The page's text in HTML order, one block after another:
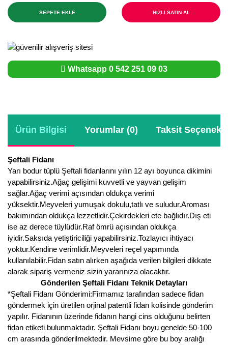
SEPETE EKLE HIZLI SATIN AL
Whatsapp 0 542 251 09 03
Ürün Bilgisi Yorumlar (0) Taksit
Şeftali Fidanı
Yarı bodur tüplü Şeftali fidanlarını yılın 12 ayı boyunca dikimini
yapabilirsiniz.Ağaç gelişimi kuvvetli ve yayvan gelişim
sağlar.Ağaç verimi açısından oldukça verimi
yüksektir.Meyveleri yumuşak dokulu,tatlı ve suludur.Aroması
bakımından oldukça lezzetlidir.Çekirdekleri ete bağlıdır.Dış eti
ise az derece tüylüdür.Raf ömrü açısından oldukça
iyidir.Saksıda yetiştiriciliği yapabilirsiniz.Tozlayıcı ihtiyacı
yoktur.Kendine verimlidir.Meyveleri reçel yapımında
kullanılabilir.Fidan satın alırken aşağıda verilen bilgileri dikkate
alarak sipariş vermeniz sizin yararınıza olacaktır.
Gönderilen Şeftali Fidanı Teknik Detayları
*Şeftali Fidanı Gönderimi:Firmamız tarafından sadece fidan
göndermek için üretilen orjinal patentli fidan kolisinde gönderim
yapılır. Fidanının üzerinde fidanın hangi cins olduğunu belirten
fidan etiketi bulunmaktadır. Şeftali Fidanı boyu genelde 50-100
cm arasında gönderilmektedir. Mevsime göre bu boy aralığı